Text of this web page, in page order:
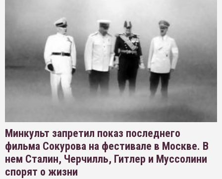
Минкульт запретил показ последнего
фильма Сокурова на фестивале в Москве. В
нем Сталин, Черчилль, Гитлер и Муссолини
спорят о жизни